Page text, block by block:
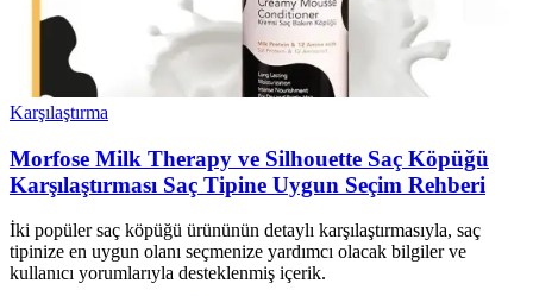
Karşılaştırma
Morfose Milk Therapy ve Silhouette Saç Köpüğü
Karşılaştırması Saç Tipine Uygun Seçim Rehberi
İki popüler saç köpüğü ürününün detaylı karşılaştırmasıyla, saç
tipinize en uygun olanı seçmenize yardımcı olacak bilgiler ve
kullanıcı yorumlarıyla desteklenmiş içerik.